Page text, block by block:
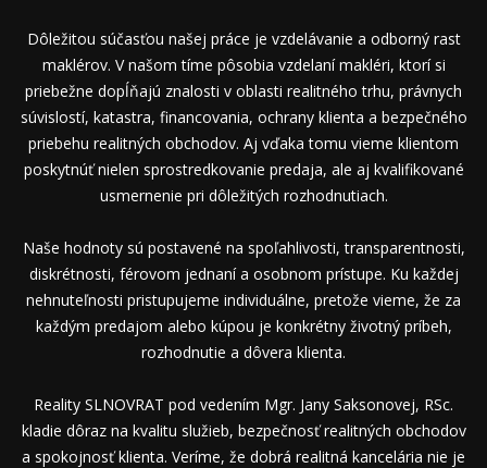
Dôležitou súčasťou našej práce je vzdelávanie a odborný rast
maklérov. V našom tíme pôsobia vzdelaní makléri, ktorí si
priebežne dopĺňajú znalosti v oblasti realitného trhu, právnych
súvislostí, katastra, financovania, ochrany klienta a bezpečného
priebehu realitných obchodov. Aj vďaka tomu vieme klientom
poskytnúť nielen sprostredkovanie predaja, ale aj kvalifikované
usmernenie pri dôležitých rozhodnutiach.
Naše hodnoty sú postavené na spoľahlivosti, transparentnosti,
diskrétnosti, férovom jednaní a osobnom prístupe. Ku každej
nehnuteľnosti pristupujeme individuálne, pretože vieme, že za
každým predajom alebo kúpou je konkrétny životný príbeh,
rozhodnutie a dôvera klienta.
Reality SLNOVRAT pod vedením Mgr. Jany Saksonovej, RSc.
kladie dôraz na kvalitu služieb, bezpečnosť realitných obchodov
a spokojnosť klienta. Veríme, že dobrá realitná kancelária nie je